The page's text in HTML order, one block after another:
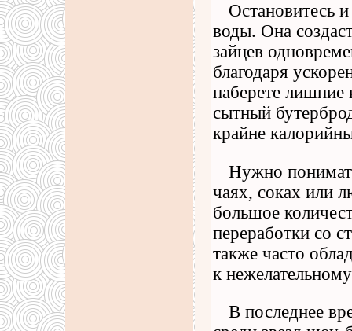
Остановитесь
воды. Она
зайцев
благодаря
наберете
сытный
крайне
Нужно
чаях, соках или
большое
переработки со
также часто
к
В последнее